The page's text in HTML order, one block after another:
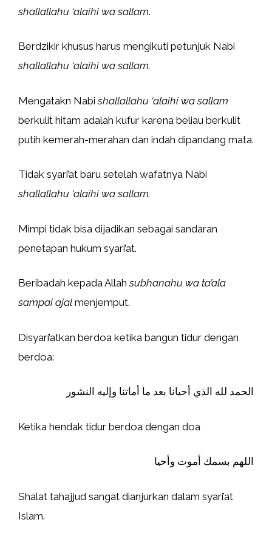
shallallahu ‘alaihi wa sallam.
Berdzikir khusus harus mengikuti petunjuk Nabi
shallallahu ‘alaihi wa sallam.
Mengatakn Nabishallallahu ‘alaihi wa sallam
berkulit hitam adalah kufur karena beliau berkulit
putih kemerah-merahan dan indah dipandang mata.
Tidak syari’at baru setelah wafatnya Nabi
shallallahu ‘alaihi wa sallam.
Mimpi tidak bisa dijadikan sebagai sandaran
penetapan hukum syari’at.
Beribadah kepada Allahsubhanahu wa ta’ala
sampai ajal menjemput.
Disyari’atkan berdoa ketika bangun tidur dengan
berdoa:
الحمد لله الذي أحيانا بعد ما أماتنا وإليه النشور
Ketika hendak tidur berdoa dengan doa
اللهم بسمك أموت وأحيا
Shalat tahajjud sangat dianjurkan dalam syari’at
Islam.